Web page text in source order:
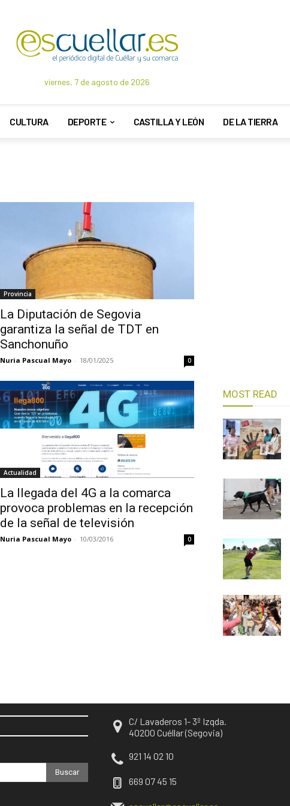
viernes, 7 de agosto de 2026
CULTURA DEPORTE CASTILLA Y LEÓN DE LA TIERRA
Provincia
La Diputación de Segovia
garantiza la señal de TDT en
Sanchonuño
Nuria Pascual Mayo - 18/01/2025 0
Actualidad
La llegada del 4G a la comarca
provoca problemas en la recepción
de la señal de televisión
Nuria Pascual Mayo - 10/03/2016 0
MOST READ
Buscar
C/ Lavaderos 1- 3º Izqda.
40200 Cuéllar (Segovia)
921 14 02 10
669 07 45 15